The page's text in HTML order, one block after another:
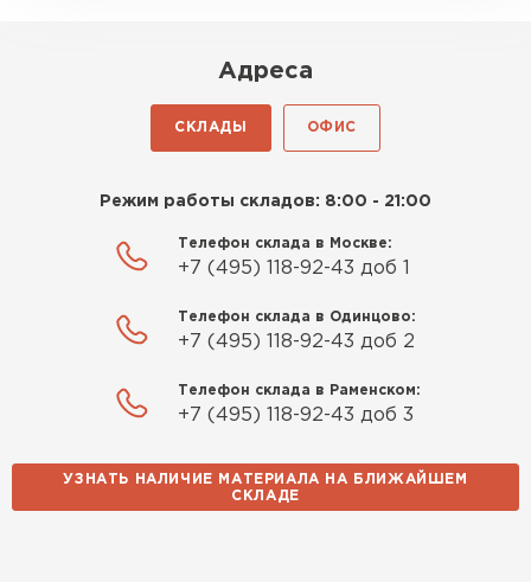
Адреса
СКЛАДЫ ОФИС
Режим работы складов: 8:00 - 21:00
Телефон склада в Москве:
+7 (495) 118-92-43 доб 1
Телефон склада в Одинцово:
+7 (495) 118-92-43 доб 2
Телефон склада в Раменском:
+7 (495) 118-92-43 доб 3
УЗНАТЬ НАЛИЧИЕ МАТЕРИАЛА НА БЛИЖАЙШЕМ
СКЛАДЕ